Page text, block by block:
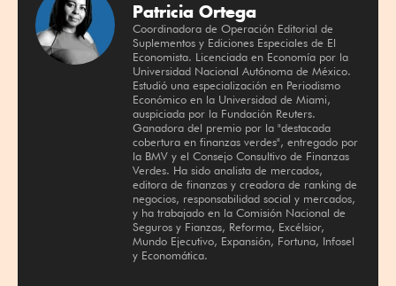
Patricia Ortega
Coordinadora de Operación Editorial de
Suplementos y Ediciones Especiales de El
Economista. Licenciada en Economía por la
Universidad Nacional Autónoma de México.
Estudió una especialización en Periodismo
Económico en la Universidad de Miami,
auspiciada por la Fundación Reuters.
Ganadora del premio por la "destacada
cobertura en finanzas verdes", entregado por
la BMV y el Consejo Consultivo de Finanzas
Verdes. Ha sido analista de mercados,
editora de finanzas y creadora de ranking de
negocios, responsabilidad social y mercados,
y ha trabajado en la Comisión Nacional de
Seguros y Fianzas, Reforma, Excélsior,
Mundo Ejecutivo, Expansión, Fortuna, Infosel
y Economática.